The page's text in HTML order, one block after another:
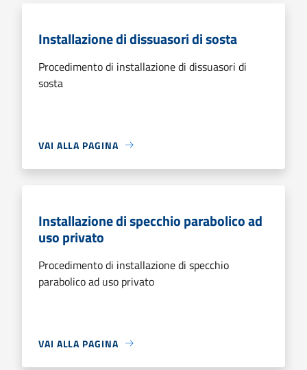
Installazione di dissuasori di sosta
Procedimento di installazione di dissuasori di
sosta
VAI ALLA PAGINA
Installazione di specchio parabolico ad
uso privato
Procedimento di installazione di specchio
parabolico ad uso privato
VAI ALLA PAGINA